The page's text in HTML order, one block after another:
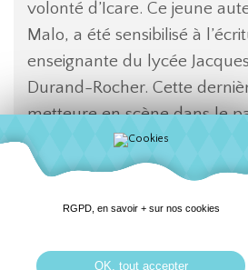
volonté d’Icare. Ce jeune
Malo, a été sensibilisé à
enseignante du lycée
Durand-Rocher. Cette
metteure en scène dans le
pousse Sébastien Hertel à
pour lesquels il sera primé,
france.fr/bretagne/dol-de-
RGPD, en savoir + sur nos cookies
OK, tout accepter